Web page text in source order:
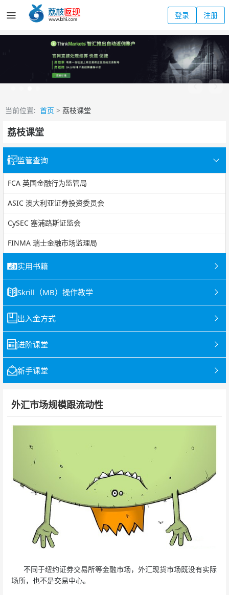
登录 注册
当前位置: 首页 > 荔枝课堂
荔枝课堂
监管查询
FCA 英国金融行为监管局
ASIC 澳大利亚证券投资委员会
CySEC 塞浦路斯证监会
FINMA 瑞士金融市场监理局
实用书籍
Skrill（MB）操作教学
出入金方式
进阶课堂
新手课堂
外汇市场规模跟流动性
不同于纽约证券交易所等金融市场，外汇现货市场既没有实际
场所，也不是交易中心。